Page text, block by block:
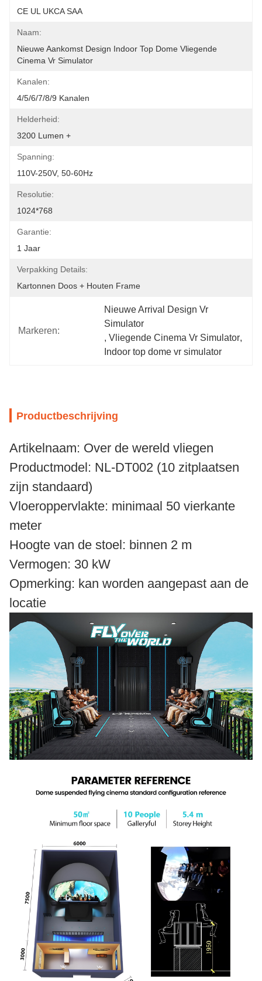
CE UL UKCA SAA
Naam:
Nieuwe Aankomst Design Indoor Top Dome Vliegende
Cinema Vr Simulator
Kanalen:
4/5/6/7/8/9 Kanalen
Helderheid:
3200 Lumen +
Spanning:
110V-250V, 50-60Hz
Resolutie:
1024*768
Garantie:
1 Jaar
Verpakking Details:
Kartonnen Doos + Houten Frame
Markeren:
Nieuwe Arrival Design Vr
Simulator
, Vliegende Cinema Vr Simulator
Indoor top dome vr simulator
Productbeschrijving
Artikelnaam: Over de wereld vliegen
Productmodel: NL-DT002 (10 zitplaatsen
zijn standaard)
Vloeroppervlakte: minimaal 50 vierkante
meter
Hoogte van de stoel: binnen 2 m
Vermogen: 30 kW
Opmerking: kan worden aangepast aan de
locatie